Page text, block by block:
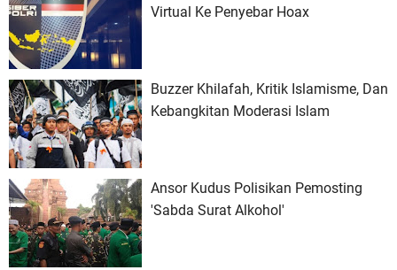
Virtual Ke Penyebar Hoax
Buzzer Khilafah, Kritik Islamisme, Dan
Kebangkitan Moderasi Islam
Ansor Kudus Polisikan Pemosting
'Sabda Surat Alkohol'